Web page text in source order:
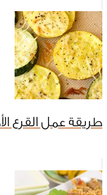
طريقة عمل القرع